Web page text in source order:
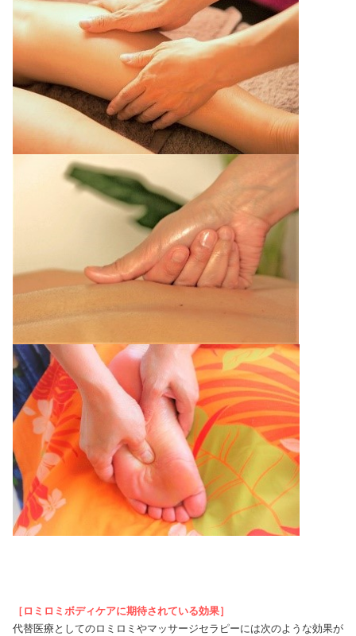
［ロミロミボディケアに期待されている効果］
代替医療としてのロミロミやマッサージセラピーには次のような効果が